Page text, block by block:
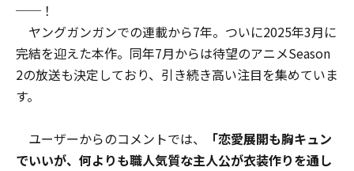
──！
ヤングガンガンでの連載から7年。ついに2025年3月に
完結を迎えた本作。同年7月からは待望のアニメSeason
2の放送も決定しており、引き続き高い注目を集めていま
す。
ユーザーからのコメントでは、
「恋愛展開も胸キュン
でいいが、何よりも職人気質な主人公が衣装作りを通し